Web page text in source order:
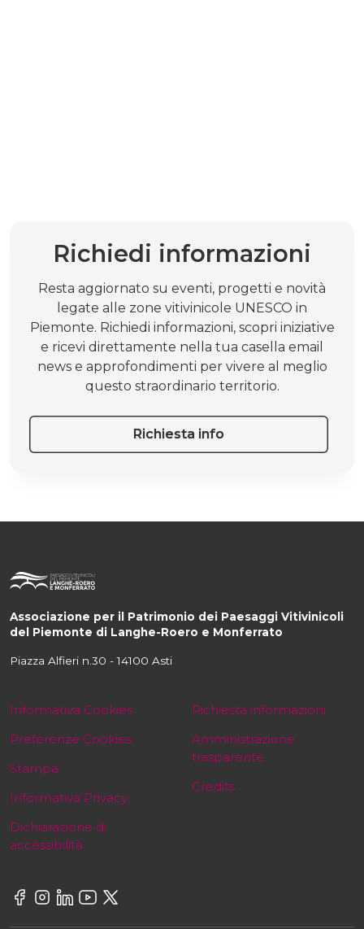
Richiedi informazioni
Resta aggiornato su eventi, progetti e novità
legate alle zone vitivinicole UNESCO in
Piemonte. Richiedi informazioni, scopri iniziative
e ricevi direttamente nella tua casella email
news e approfondimenti per vivere al meglio
questo straordinario territorio.
Richiesta info
Associazione per il Patrimonio dei Paesaggi Vitivinicoli
del Piemonte di Langhe-Roero e Monferrato
Piazza Alfieri n.30 - 14100 Asti
Informativa Cookies
Preferenze Cookies
Stampa
Informativa Privacy
Dichiarazione di
accessibilità
Richiesta informazioni
Amministrazione
trasparente
Credits